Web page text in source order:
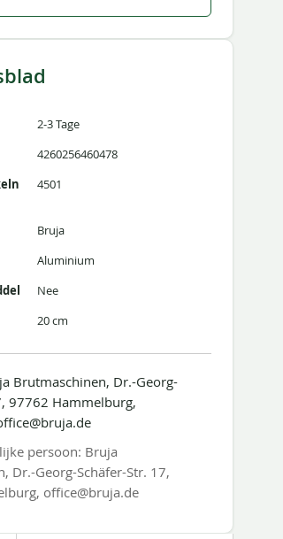
2-3 Tage
4260256460478
4501
Bruja
Aluminium
Nee
20 cm
Brutmaschinen, Dr.-Georg-
97762 Hammelburg,
persoon: Bruja
Dr.-Georg-Schäfer-Str. 17,
office@bruja.de